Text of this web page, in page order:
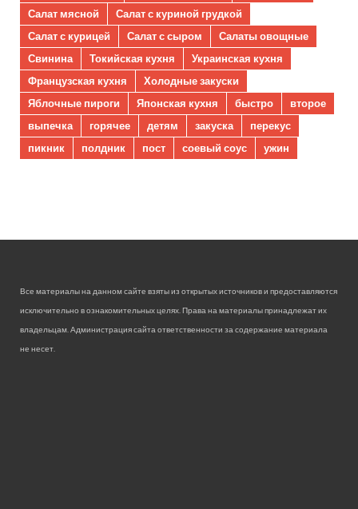
Салат мясной
Салат с куриной грудкой
Салат с курицей
Салат с сыром
Салаты овощные
Свинина
Токийская кухня
Украинская кухня
Французская кухня
Холодные закуски
Яблочные пироги
Японская кухня быстро
второе
выпечка
горячее детям закуска
перекус
пикник
полдник пост соевый соус ужин
Все материалы на данном сайте взяты из открытых источников и предоставляются
исключительно в ознакомительных целях. Права на материалы принадлежат их
владельцам. Администрация сайта ответственности за содержание материала
не несет.